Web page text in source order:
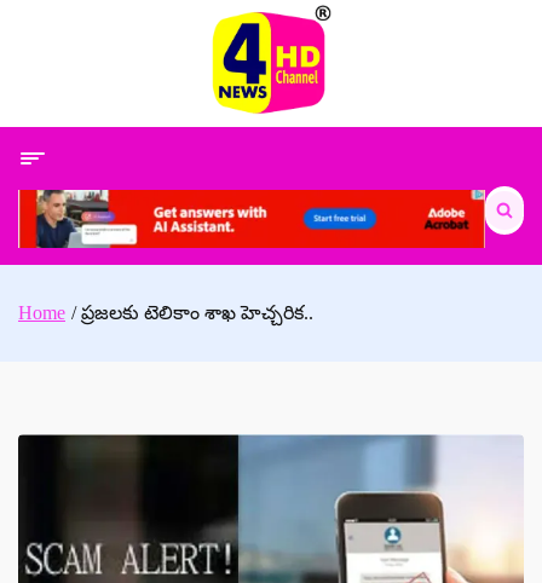
Search
for:
Home ప్రజలకు టెలికాం శాఖ హెచ్చరిక..